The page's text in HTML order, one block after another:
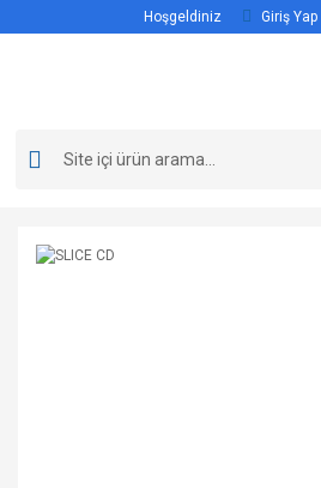
Hoşgeldiniz Giriş Yap